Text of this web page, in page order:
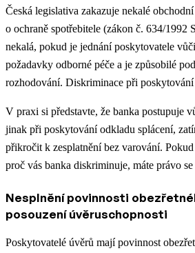
Česká legislativa zakazuje nekalé
o ochraně spotřebitele (zákon č. 634/1992
nekalá, pokud je jednání poskytovatele
požadavky odborné péče a je způsobilé
rozhodování. Diskriminace při poskytování
V praxi si představte, že banka postupuje
jinak při poskytování odkladu splácení,
přikročit k zesplatnění bez varování.
proč vás banka diskriminuje, máte právo
Nesplnění povinnosti
posouzení úvěruschopnosti
Poskytovatelé úvěrů mají povinnost